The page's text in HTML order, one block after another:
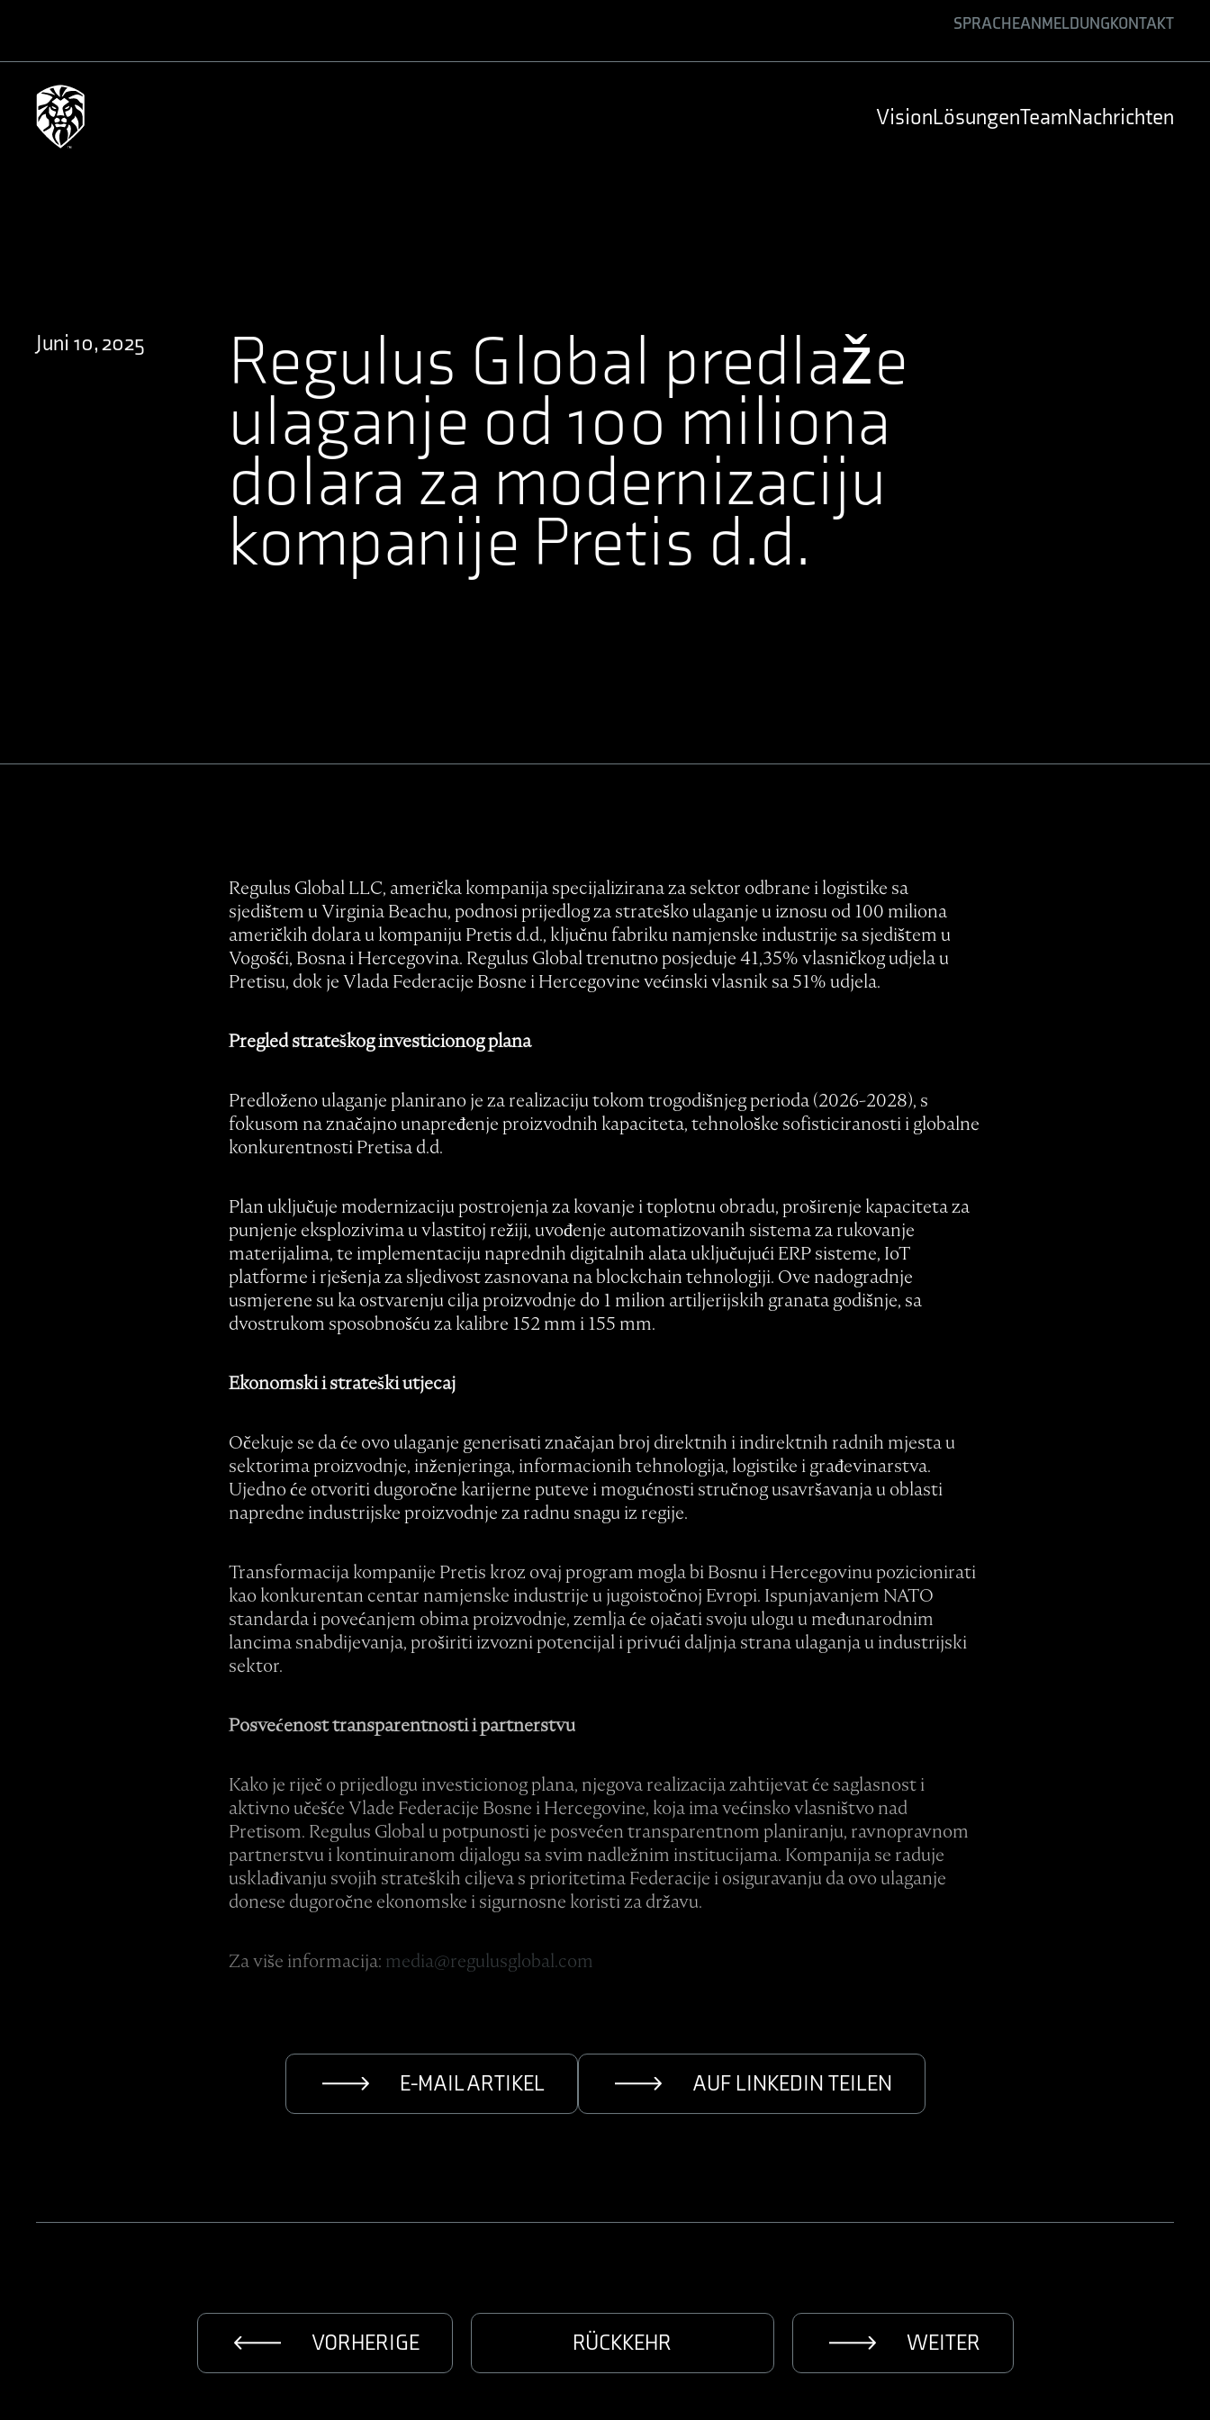
SPRACHE
ENGLISH
SPANISH
ANMELDUNGKONTAKT
VisionLösungenTeamNachrichten
Juni 10, 2025 Regulus Global predlaže
ulaganje od 100 miliona
dolara za modernizaciju
kompanije Pretis d.d.
Regulus Global LLC, američka kompanija specijalizirana za sektor odbrane i logistike sa
sjedištem u Virginia Beachu, podnosi prijedlog za strateško ulaganje u iznosu od 100 miliona
američkih dolara u kompaniju Pretis d.d., ključnu fabriku namjenske industrije sa sjedištem u
Vogošći, Bosna i Hercegovina. Regulus Global trenutno posjeduje 41,35% vlasničkog udjela u
Pretisu, dok je Vlada Federacije Bosne i Hercegovine većinski vlasnik sa 51% udjela.
Pregled strateškog investicionog plana
Predloženo ulaganje planirano je za realizaciju tokom trogodišnjeg perioda (2026-2028), s
fokusom na značajno unapređenje proizvodnih kapaciteta, tehnološke sofisticiranosti i globalne
konkurentnosti Pretisa d.d.
Plan uključuje modernizaciju postrojenja za kovanje i toplotnu obradu, proširenje kapaciteta za
punjenje eksplozivima u vlastitoj režiji, uvođenje automatizovanih sistema za rukovanje
materijalima, te implementaciju naprednih digitalnih alata uključujući ERP sisteme, IoT
platforme i rješenja za sljedivost zasnovana na blockchain tehnologiji. Ove nadogradnje
usmjerene su ka ostvarenju cilja proizvodnje do 1 milion artiljerijskih granata godišnje, sa
dvostrukom sposobnošću za kalibre 152 mm i 155 mm.
Ekonomski i strateški utjecaj
Očekuje se da će ovo ulaganje generisati značajan broj direktnih i indirektnih radnih mjesta u
sektorima proizvodnje, inženjeringa, informacionih tehnologija, logistike i građevinarstva.
Ujedno će otvoriti dugoročne karijerne puteve i mogućnosti stručnog usavršavanja u oblasti
napredne industrijske proizvodnje za radnu snagu iz regije.
Transformacija kompanije Pretis kroz ovaj program mogla bi Bosnu i Hercegovinu pozicionirati
kao konkurentan centar namjenske industrije u jugoistočnoj Evropi. Ispunjavanjem NATO
standarda i povećanjem obima proizvodnje, zemlja će ojačati svoju ulogu u međunarodnim
lancima snabdijevanja, proširiti izvozni potencijal i privući daljnja strana ulaganja u industrijski
sektor.
Posvećenost transparentnosti i partnerstvu
Kako je riječ o prijedlogu investicionog plana, njegova realizacija zahtijevat će saglasnost i
aktivno učešće Vlade Federacije Bosne i Hercegovine, koja ima većinsko vlasništvo nad
Pretisom. Regulus Global u potpunosti je posvećen transparentnom planiranju, ravnopravnom
partnerstvu i kontinuiranom dijalogu sa svim nadležnim institucijama. Kompanija se raduje
usklađivanju svojih strateških ciljeva s prioritetima Federacije i osiguravanju da ovo ulaganje
donese dugoročne ekonomske i sigurnosne koristi za državu.
Za više informacija: media@regulusglobal.com
E-MAIL ARTIKEL AUF LINKEDIN TEILEN
VORHERIGE RÜCKKEHR WEITER